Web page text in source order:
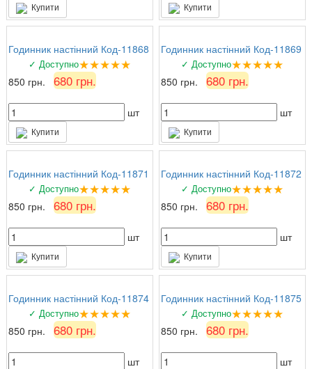
Купити Купити
Годинник настінний Код-11868
✓ Доступно★★★★★
850 грн. 680 грн.
шт
Купити
Годинник настінний Код-11869
✓ Доступно★★★★★
850 грн. 680 грн.
шт
Купити
Годинник настінний Код-11871
✓ Доступно★★★★★
850 грн. 680 грн.
шт
Купити
Годинник настінний Код-11872
✓ Доступно★★★★★
850 грн. 680 грн.
шт
Купити
Годинник настінний Код-11874
✓ Доступно★★★★★
850 грн. 680 грн.
шт
Годинник настінний Код-11875
✓ Доступно★★★★★
850 грн. 680 грн.
шт